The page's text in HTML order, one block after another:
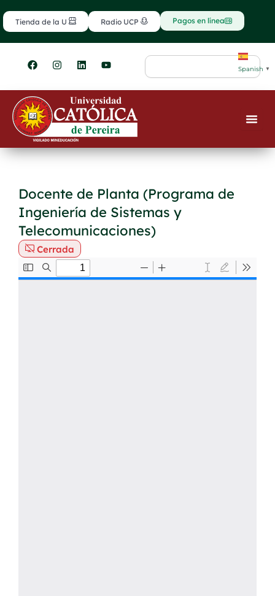
al
contenido
Tienda de la U Radio UCP Pagos en línea
F
a
e
b
o
o
k
I
n
t
g
r
m
L
i
k
e
d
i
n
Y
o
t
u
b
e
Search
Spanish ▼
Docente de Planta (Programa de
Ingeniería de Sistemas y
Telecomunicaciones)
Cerrada